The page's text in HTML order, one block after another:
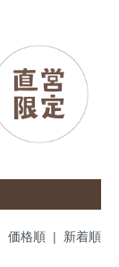
価格順 | 新着順